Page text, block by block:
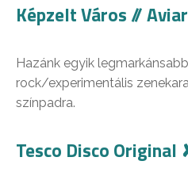
Képzelt Város //
Hazánk egyik
rock/experimentális
színpadra.
Tesco Disco Original